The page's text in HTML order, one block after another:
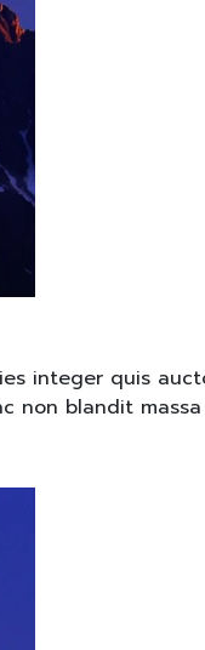
integer quis
non blandit